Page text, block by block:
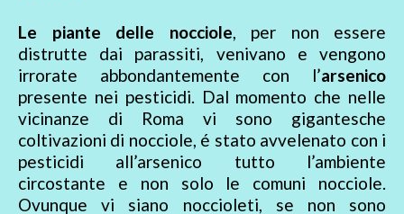
Le piante delle nocciole, per non essere
distrutte dai parassiti, venivano e vengono
irrorate abbondantemente con l’arsenico
presente nei pesticidi. Dal momento che nelle
vicinanze di Roma vi sono gigantesche
coltivazioni di nocciole, é stato avvelenato con i
pesticidi all’arsenico tutto l’ambiente
circostante e non solo le comuni nocciole.
Ovunque vi siano noccioleti, se non sono